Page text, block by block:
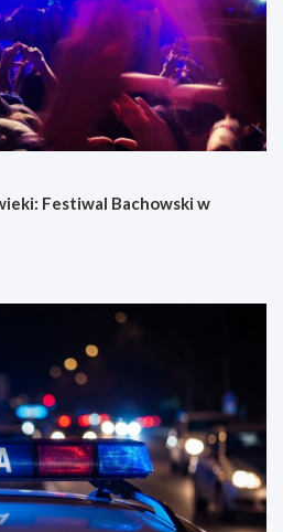
Festiwal Bachowski w